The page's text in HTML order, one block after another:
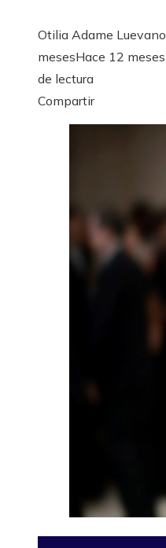
Otilia Adame Luevano
mesesHace 12 meses
de lectura
Facebook
Twitter
LinkedIn
Pinterest
Stumbleupon
Email
Compartir